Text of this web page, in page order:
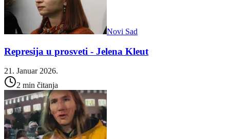
Novi Sad
Represija u prosveti - Jelena Kleut
21. Januar 2026.
2 min čitanja